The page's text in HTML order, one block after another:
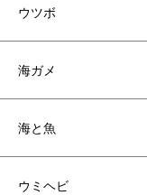
ウツボ
海ガメ
海と魚
ウミヘビ